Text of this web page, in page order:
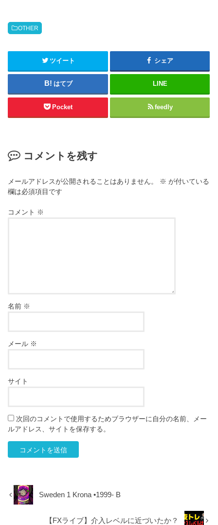
OTHER
ツイート シェア
はてブ LINE
Pocket feedly
コメントを残す
メールアドレスが公開されることはありません。 ※ が付いている
欄は必須項目です
コメント ※
名前 ※
メール ※
サイト
次回のコメントで使用するためブラウザーに自分の名前、メー
ルアドレス、サイトを保存する。
Sweden 1 Krona •1999- B
【FXライブ】介入レベルに近づいたか？